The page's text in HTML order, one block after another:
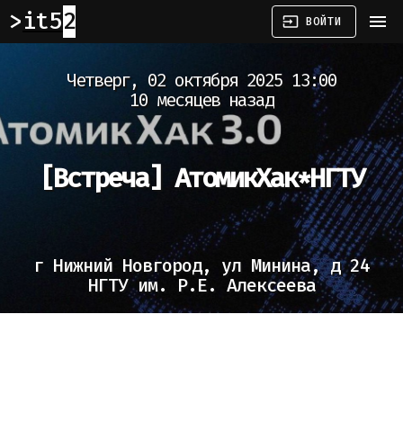
it52 input ВОЙТИ menu
Четверг, 02 октября 2025 13:00
10 месяцев назад
[Встреча] АтомикХак*НГТУ
г Нижний Новгород, ул Минина, д 24
НГТУ им. Р.Е. Алексеева